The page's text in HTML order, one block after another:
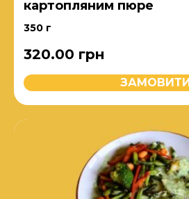
картопляним пюре
350 г
320.00 грн
ЗАМОВИТИ